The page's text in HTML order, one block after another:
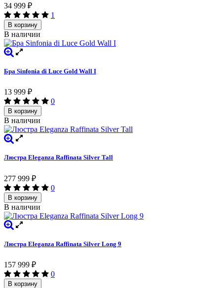
34 999 ₽
1
В корзину
В наличии
Бра Sinfonia di Luce Gold Wall I
13 999 ₽
0
В корзину
В наличии
Люстра Eleganza Raffinata Silver Tall
277 999 ₽
0
В корзину
В наличии
Люстра Eleganza Raffinata Silver Long 9
157 999 ₽
0
В корзину